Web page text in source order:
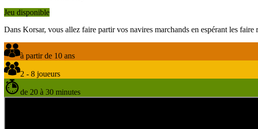
Jeu disponible
Dans Korsar, vous allez faire partir vos navires marchands en espérant les
à partir de 10 ans
2 - 8 joueurs
de 20 à 30 minutes